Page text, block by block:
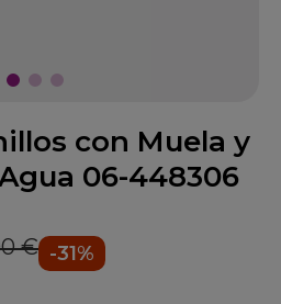
con Muela y
06-448306
€ -31%